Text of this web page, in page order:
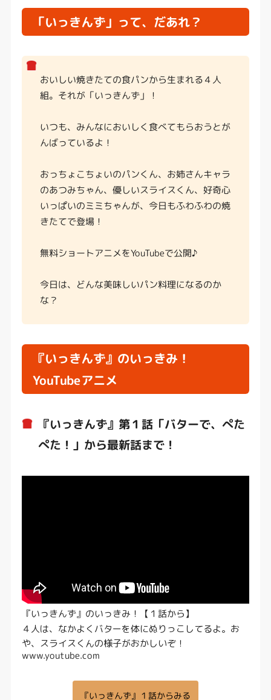
「いっきんず」って、だあれ？
おいしい焼きたての食パンから生まれる４人
組。それが「いっきんず」！
いつも、みんなにおいしく食べてもらおうとが
んばっているよ！
おっちょこちょいのパンくん、お姉さんキャラ
のあつみちゃん、優しいスライスくん、好奇心
いっぱいのミミちゃんが、今日もふわふわの焼
きたてで登場！
無料ショートアニメをYouTubeで公開♪
今日は、どんな美味しいパン料理になるのか
な？
『いっきんず』のいっきみ！
YouTubeアニメ
『いっきんず』第１話「バターで、ぺた
ぺた！」から最新話まで！
『いっきんず』のいっきみ！【１話から】
４人は、なかよくバターを体にぬりっこしてるよ。お
や、スライスくんの様子がおかしいぞ！
www.youtube.com
『いっきんず』１話からみる